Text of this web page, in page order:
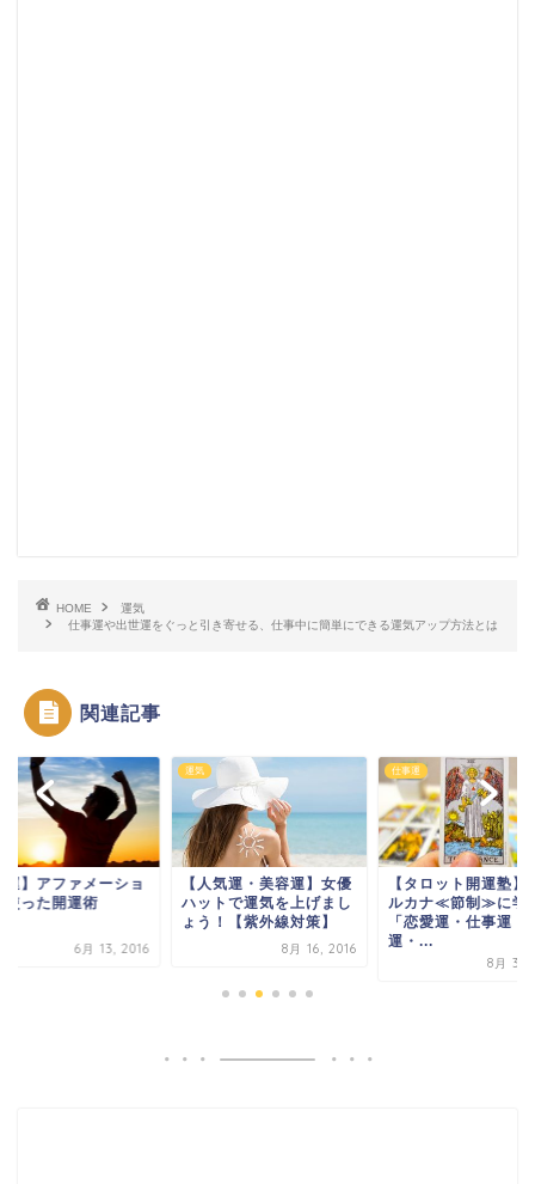
HOME
運気
仕事運や出世運をぐっと引き寄せる、仕事中に簡単にできる運気アップ方法とは
関連記事
運】アファメーショ
使った開運術
6月 13, 2016
運気
【人気運・美容運】女優
ハットで運気を上げまし
ょう！【紫外線対策】
8月 16, 2016
仕事運
【タロット開運塾】
ルカナ≪節制≫に学
「恋愛運・仕事運・
運・...
8月 30,